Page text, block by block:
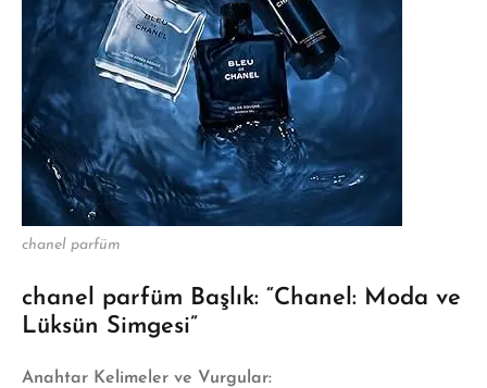
chanel parfüm
chanel parfüm Başlık: “Chanel: Moda ve
Lüksün Simgesi”
Anahtar Kelimeler ve Vurgular: